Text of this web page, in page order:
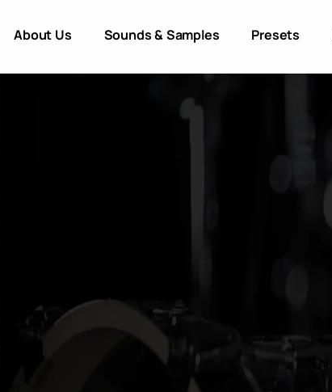
About Us Sounds & Samples Presets